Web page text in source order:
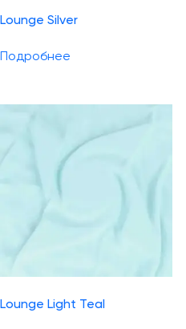
Lounge Silver
Подробнее
Lounge Light Teal